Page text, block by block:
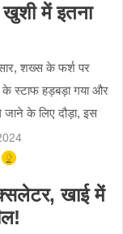
में इतना
शख्स के फर्श पर
के स्टाफ हड़बड़ा गया और
के लिए दौड़ा, इस
सोशल मीडिया
है। इस शख्स को
गया
खाई में